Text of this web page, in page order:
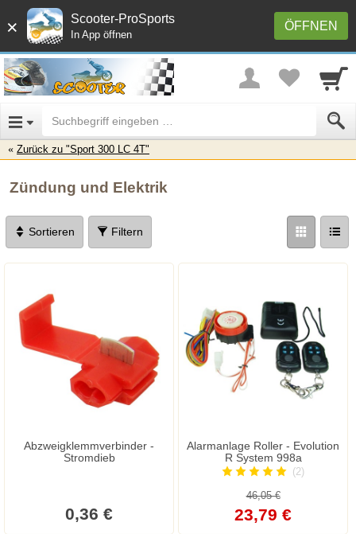
× ÖFFNEN
Scooter-ProSports
In App öffnen
Zurück zu "Sport 300 LC 4T"
Zündung und Elektrik
Sortieren Filtern
Abzweigklemmverbinder -
Stromdieb
0,36 €
Alarmanlage Roller - Evolution
R System 998a
(2)
46,05 €
23,79 €